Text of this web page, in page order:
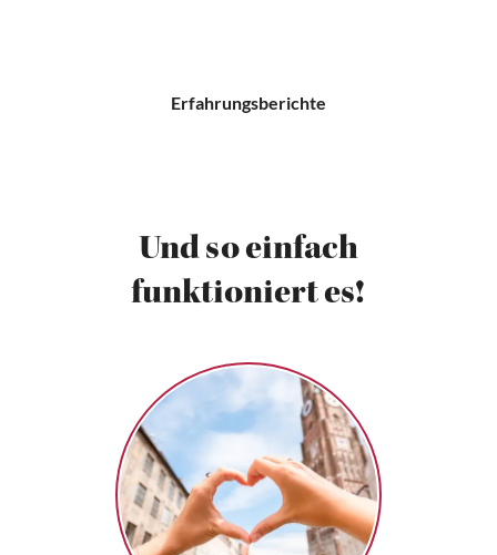
Erfahrungsberichte
Und so einfach
funktioniert es!